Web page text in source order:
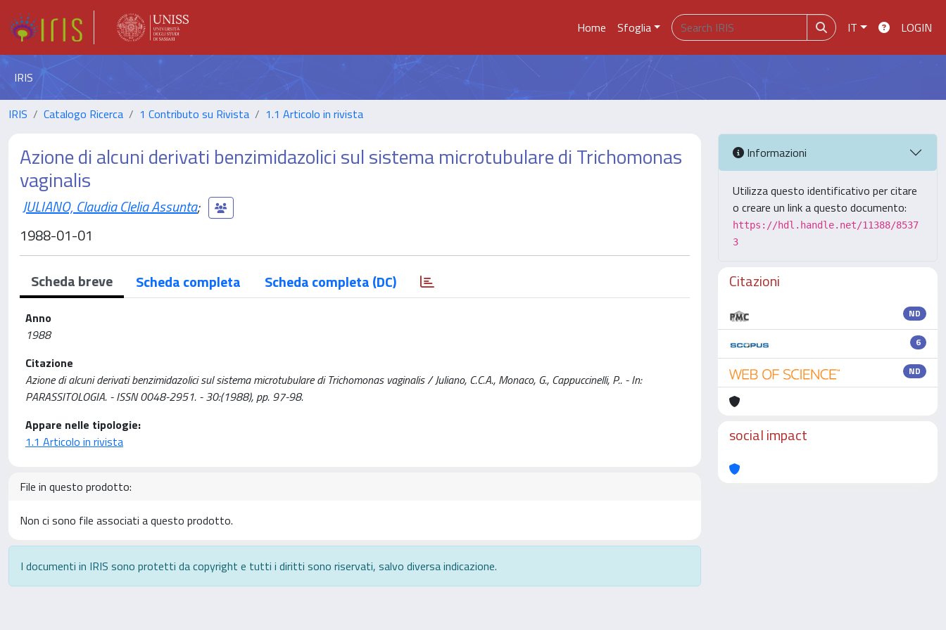
Home Sfoglia IT LOGIN
IRIS
IRIS Catalogo Ricerca 1 Contributo su Rivista 1.1 Articolo in rivista
Azione di alcuni derivati benzimidazolici sul sistema microtubulare di Trichomonas
vaginalis
JULIANO, Claudia Clelia Assunta;
1988-01-01
Scheda breve Scheda completa Scheda completa (DC)
Anno
1988
Citazione
Azione di alcuni derivati benzimidazolici sul sistema microtubulare di Trichomonas vaginalis / Juliano, C.C.A., Monaco, G., Cappuccinelli, P.. - In:
PARASSITOLOGIA. - ISSN 0048-2951. - 30:(1988), pp. 97-98.
Appare nelle tipologie:
1.1 Articolo in rivista
File in questo prodotto:
Non ci sono file associati a questo prodotto.
I documenti in IRIS sono protetti da copyright e tutti i diritti sono riservati, salvo diversa indicazione.
Informazioni
Utilizza questo identificativo per citare
o creare un link a questo documento:
https://hdl.handle.net/11388/8537
3
Citazioni
ND
6
ND
social impact